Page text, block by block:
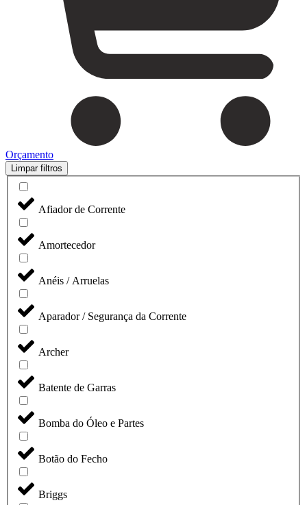
Orçamento
Limpar filtros
Afiador de Corrente
Amortecedor
Anéis / Arruelas
Aparador / Segurança da Corrente
Archer
Batente de Garras
Bomba do Óleo e Partes
Botão do Fecho
Briggs